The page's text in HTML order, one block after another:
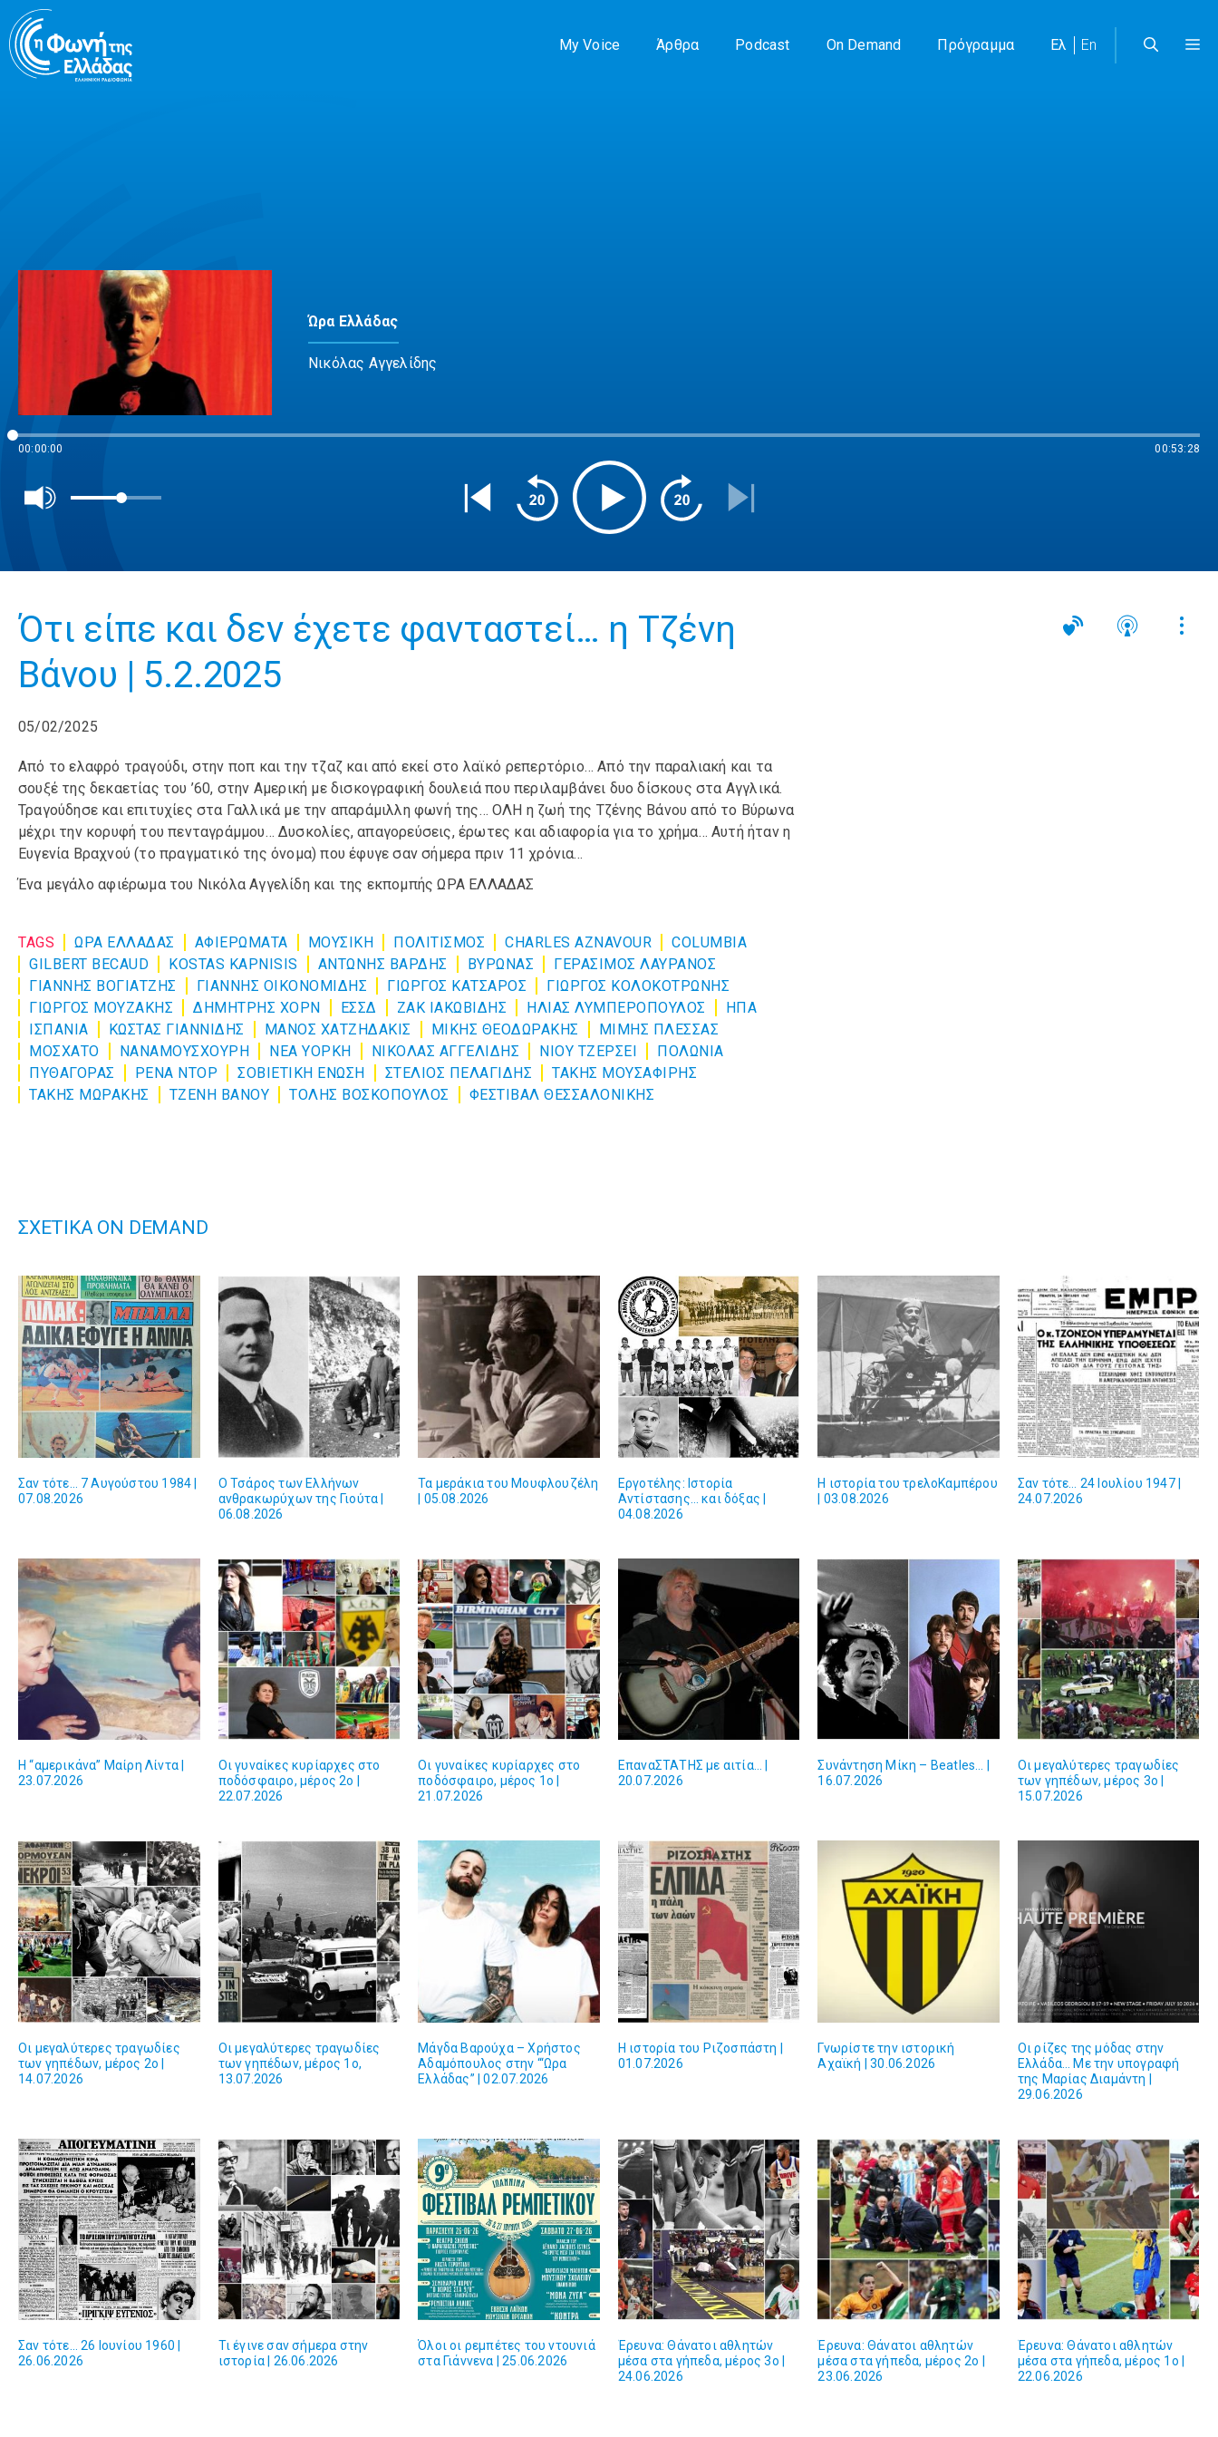
Μετάβαση
σε
περιεχόμενο
My Voice Άρθρα Podcast On Demand Πρόγραμμα Ελ En
Ώρα Ελλάδας
Νικόλας Αγγελίδης
00:00:00 00:53:28
Ότι είπε και δεν έχετε φανταστεί… η Τζένη
Βάνου | 5.2.2025
05/02/2025
Από το ελαφρό τραγούδι, στην ποπ και την τζαζ και από εκεί στο λαϊκό ρεπερτόριο… Από την παραλιακή και τα
σουξέ της δεκαετίας του ’60, στην Αμερική με δισκογραφική δουλειά που περιλαμβάνει δυο δίσκους στα Αγγλικά.
Τραγούδησε και επιτυχίες στα Γαλλικά με την απαράμιλλη φωνή της… ΟΛΗ η ζωή της Τζένης Βάνου από το Βύρωνα
μέχρι την κορυφή του πενταγράμμου… Δυσκολίες, απαγορεύσεις, έρωτες και αδιαφορία για το χρήμα… Αυτή ήταν η
Ευγενία Βραχνού (το πραγματικό της όνομα) που έφυγε σαν σήμερα πριν 11 χρόνια…
Ένα μεγάλο αφιέρωμα του Νικόλα Αγγελίδη και της εκπομπής ΩΡΑ ΕΛΛΑΔΑΣ
TAGS ΩΡΑ ΕΛΛΑΔΑΣ ΑΦΙΕΡΏΜΑΤΑ ΜΟΥΣΙΚΉ ΠΟΛΙΤΙΣΜΌΣ CHARLES AZNAVOUR
COLUMBIA
GILBERT BECAUD
KOSTAS KAPNISIS ΑΝΤΩΝΗΣ ΒΑΡΔΗΣ ΒΥΡΩΝΑΣ
ΓΕΡΑΣΙΜΟΣ ΛΑΥΡΑΝΟΣ
ΓΙΑΝΝΗΣ ΒΟΓΙΑΤΖΗΣ
ΓΙΑΝΝΗΣ ΟΙΚΟΝΟΜΙΔΗΣ ΓΙΩΡΓΟΣ ΚΑΤΣΑΡΟΣ
ΓΙΩΡΓΟΣ ΚΟΛΟΚΟΤΡΩΝΗΣ
ΓΙΩΡΓΟΣ ΜΟΥΖΑΚΗΣ
ΔΗΜΗΤΡΗΣ ΧΟΡΝ ΕΣΣΔ ΖΑΚ ΙΑΚΩΒΙΔΗΣ ΗΛΙΑΣ ΛΥΜΠΕΡΟΠΟΥΛΟΣ
ΗΠΑ
ΙΣΠΑΝΙΑ
ΚΩΣΤΑΣ ΓΙΑΝΝΙΔΗΣ ΜΑΝΟΣ ΧΑΤΖΗΔΑΚΙΣ ΜΙΚΗΣ ΘΕΟΔΩΡΑΚΗΣ
ΜΙΜΗΣ ΠΛΕΣΣΑΣ
ΜΟΣΧΑΤΟ
ΝΑΝΑΜΟΥΣΧΟΥΡΗ ΝΕΑ ΥΟΡΚΗ ΝΙΚΟΛΑΣ ΑΓΓΕΛΙΔΗΣ ΝΙΟΥ ΤΖΕΡΣΕΙ
ΠΟΛΩΝΙΑ
ΠΥΘΑΓΟΡΑΣ
ΡΕΝΑ ΝΤΟΡ ΣΟΒΙΕΤΙΚΗ ΕΝΩΣΗ ΣΤΕΛΙΟΣ ΠΕΛΑΓΙΔΗΣ
ΤΑΚΗΣ ΜΟΥΣΑΦΙΡΗΣ
ΤΑΚΗΣ ΜΩΡΑΚΗΣ
ΤΖΕΝΗ ΒΑΝΟΥ ΤΟΛΗΣ ΒΟΣΚΟΠΟΥΛΟΣ ΦΕΣΤΙΒΑΛ ΘΕΣΣΑΛΟΝΙΚΗΣ
ΣΧΕΤΙΚΑ ON DEMAND
Σαν τότε… 7 Αυγούστου 1984 |
07.08.2026
Ο Τσάρος των Ελλήνων
ανθρακωρύχων της Γιούτα |
06.08.2026
Τα μεράκια του Μουφλουζέλη
| 05.08.2026
Εργοτέλης: Ιστορία
Αντίστασης… και δόξας |
04.08.2026
Η ιστορία του τρελοΚαμπέρου
| 03.08.2026
Σαν τότε… 24 Ιουλίου 1947 |
24.07.2026
Η “αμερικάνα” Μαίρη Λίντα |
23.07.2026
Οι γυναίκες κυρίαρχες στο
ποδόσφαιρο, μέρος 2ο |
22.07.2026
Οι γυναίκες κυρίαρχες στο
ποδόσφαιρο, μέρος 1ο |
21.07.2026
ΕπαναΣΤΑΤΗΣ με αιτία… |
20.07.2026
Συνάντηση Μίκη – Beatles… |
16.07.2026
Οι μεγαλύτερες τραγωδίες
των γηπέδων, μέρος 3ο |
15.07.2026
Οι μεγαλύτερες τραγωδίες
των γηπέδων, μέρος 2ο |
14.07.2026
Οι μεγαλύτερες τραγωδίες
των γηπέδων, μέρος 1ο,
13.07.2026
Μάγδα Βαρούχα – Χρήστος
Αδαμόπουλος στην “‘Ωρα
Ελλάδας” | 02.07.2026
Η ιστορία του Ριζοσπάστη |
01.07.2026
Γνωρίστε την ιστορική
Αχαϊκή | 30.06.2026
Οι ρίζες της μόδας στην
Ελλάδα… Με την υπογραφή
της Μαρίας Διαμάντη |
29.06.2026
Σαν τότε… 26 Ιουνίου 1960 |
26.06.2026
Τι έγινε σαν σήμερα στην
ιστορία | 26.06.2026
Όλοι οι ρεμπέτες του ντουνιά
στα Γιάννενα | 25.06.2026
Έρευνα: Θάνατοι αθλητών
μέσα στα γήπεδα, μέρος 3ο |
24.06.2026
Έρευνα: Θάνατοι αθλητών
μέσα στα γήπεδα, μέρος 2ο |
23.06.2026
Έρευνα: Θάνατοι αθλητών
μέσα στα γήπεδα, μέρος 1ο |
22.06.2026